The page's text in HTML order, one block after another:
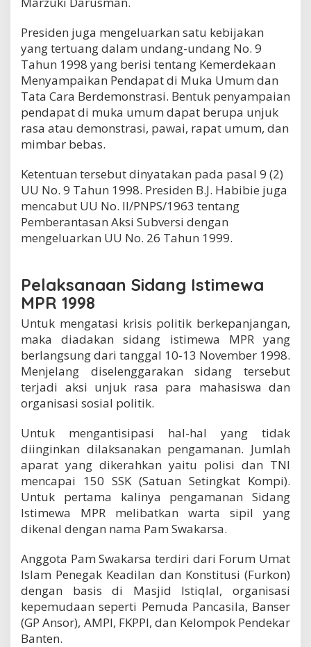
Presiden juga mengeluarkan satu kebijakan
yang tertuang dalam undang-undang No. 9
Tahun 1998 yang berisi tentang Kemerdekaan
Menyampaikan Pendapat di Muka Umum dan
Tata Cara Berdemonstrasi. Bentuk penyampaian
pendapat di muka umum dapat berupa unjuk
rasa atau demonstrasi, pawai, rapat umum, dan
mimbar bebas.
Ketentuan tersebut dinyatakan pada pasal 9 (2)
UU No. 9 Tahun 1998. Presiden B.J. Habibie juga
mencabut UU No. II/PNPS/1963 tentang
Pemberantasan Aksi Subversi dengan
mengeluarkan UU No. 26 Tahun 1999.
Pelaksanaan Sidang Istimewa
MPR 1998
Untuk mengatasi krisis politik berkepanjangan,
maka diadakan sidang istimewa MPR yang
berlangsung dari tanggal 10-13 November 1998.
Menjelang diselenggarakan sidang tersebut
terjadi aksi unjuk rasa para mahasiswa dan
organisasi sosial politik.
Untuk mengantisipasi hal-hal yang tidak
diinginkan dilaksanakan pengamanan. Jumlah
aparat yang dikerahkan yaitu polisi dan TNI
mencapai 150 SSK (Satuan Setingkat Kompi).
Untuk pertama kalinya pengamanan Sidang
Istimewa MPR melibatkan warta sipil yang
dikenal dengan nama Pam Swakarsa.
Anggota Pam Swakarsa terdiri dari Forum Umat
Islam Penegak Keadilan dan Konstitusi (Furkon)
dengan basis di Masjid Istiqlal, organisasi
kepemudaan seperti Pemuda Pancasila, Banser
(GP Ansor), AMPI, FKPPI, dan Kelompok Pendekar
Banten.